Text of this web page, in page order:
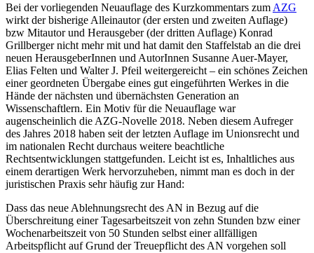
Bei der vorliegenden Neuauflage des Kurzkommentars zum AZG
wirkt der bisherige Alleinautor (der ersten und zweiten Auflage)
bzw Mitautor und Herausgeber (der dritten Auflage) Konrad
Grillbergernicht mehr mit und hat damit den Staffelstab an die drei
neuen HerausgeberInnen und AutorInnen Susanne Auer-Mayer,
Elias Felten und Walter J. Pfeil weitergereicht – ein schönes Zeichen
einer geordneten Übergabe eines gut eingeführten Werkes in die
Hände der nächsten und übernächsten Generation an
Wissenschaftlern. Ein Motiv für die Neuauflage war
augenscheinlich die AZG-Novelle 2018. Neben diesem Aufreger
des Jahres 2018 haben seit der letzten Auflage im Unionsrecht und
im nationalen Recht durchaus weitere beachtliche
Rechtsentwicklungen stattgefunden. Leicht ist es, Inhaltliches aus
einem derartigen Werk hervorzuheben, nimmt man es doch in der
juristischen Praxis sehr häufig zur Hand:
Dass das neue Ablehnungsrecht des AN in Bezug auf die
Überschreitung einer Tagesarbeitszeit von zehn Stunden bzw einer
Wochenarbeitszeit von 50 Stunden selbst einer allfälligen
Arbeitspflicht auf Grund der Treuepflicht des AN vorgehen soll